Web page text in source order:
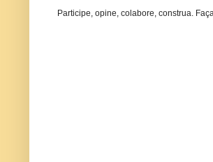
Participe, opine, colabore, construa.